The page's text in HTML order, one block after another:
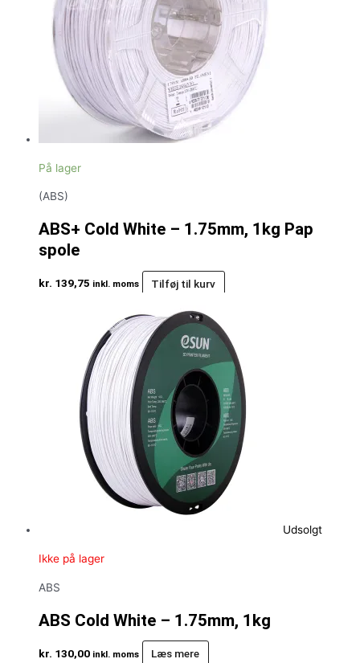
På lager
(ABS)
ABS+ Cold White – 1.75mm, 1kg Pap
spole
kr. 139,75 inkl. moms Tilføj til kurv
Udsolgt
Ikke på lager
ABS
ABS Cold White – 1.75mm, 1kg
kr. 130,00 inkl. moms Læs mere